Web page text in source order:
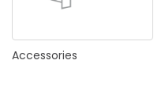
Accessories